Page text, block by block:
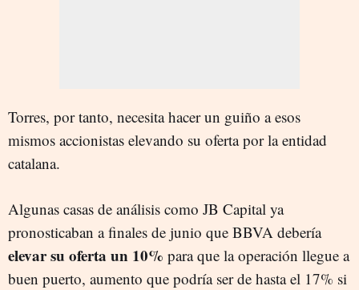
Torres, por tanto, necesita hacer un guiño a esos
mismos accionistas elevando su oferta por la entidad
catalana.
Algunas casas de análisis como JB Capital ya
pronosticaban a finales de junio que BBVA debería
elevar su oferta un 10% para que la operación llegue a
buen puerto, aumento que podría ser de hasta el 17% si